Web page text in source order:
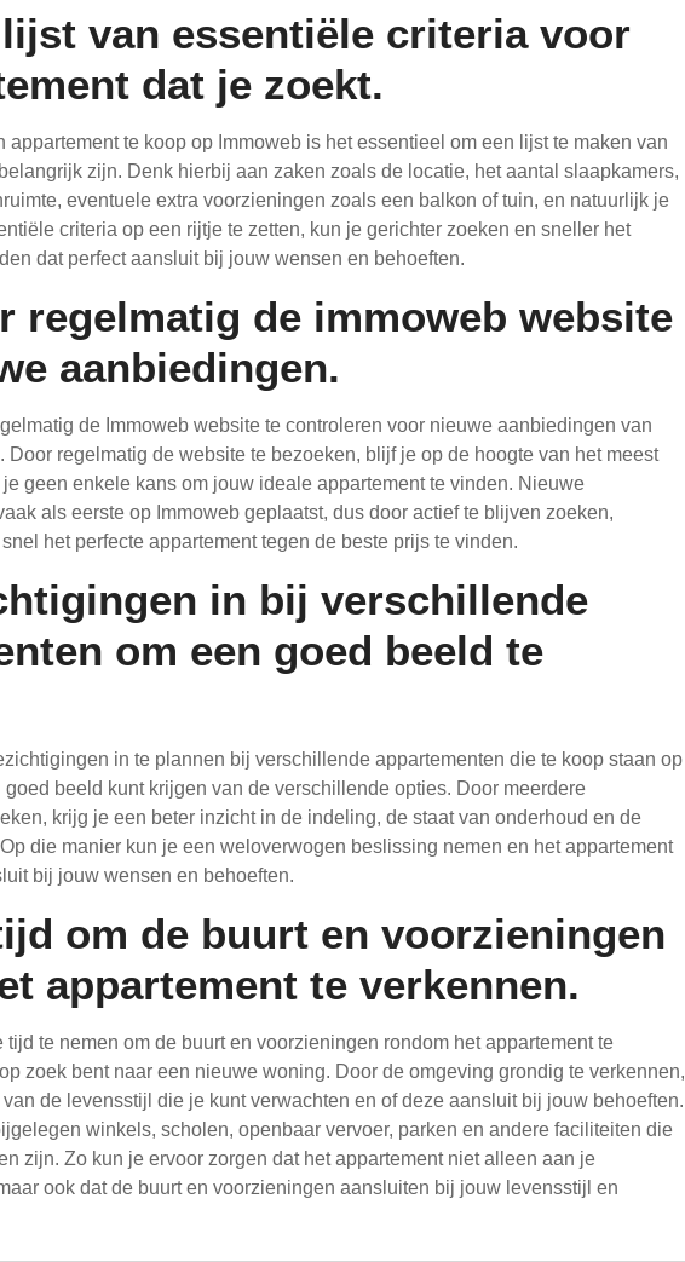
lijst van essentiële criteria voor
dat je zoekt.
appartement te koop op Immoweb is het essentieel om een lijst te maken van
zijn. Denk hierbij aan zaken zoals de locatie, het aantal slaapkamers,
eventuele extra voorzieningen zoals een balkon of tuin, en natuurlijk je
criteria op een rijtje te zetten, kun je gerichter zoeken en sneller het
dat perfect aansluit bij jouw wensen en behoeften.
regelmatig de immoweb website
aanbiedingen.
de Immoweb website te controleren voor nieuwe aanbiedingen van
Door regelmatig de website te bezoeken, blijf je op de hoogte van het meest
geen enkele kans om jouw ideale appartement te vinden. Nieuwe
als eerste op Immoweb geplaatst, dus door actief te blijven zoeken,
het perfecte appartement tegen de beste prijs te vinden.
in bij verschillende
om een goed beeld te
in te plannen bij verschillende appartementen die te koop staan op
goed beeld kunt krijgen van de verschillende opties. Door meerdere
krijg je een beter inzicht in de indeling, de staat van onderhoud en de
die manier kun je een weloverwogen beslissing nemen en het appartement
bij jouw wensen en behoeften.
om de buurt en voorzieningen
appartement te verkennen.
tijd te nemen om de buurt en voorzieningen rondom het appartement te
zoek bent naar een nieuwe woning. Door de omgeving grondig te verkennen,
de levensstijl die je kunt verwachten en of deze aansluit bij jouw behoeften.
winkels, scholen, openbaar vervoer, parken en andere faciliteiten die
zijn. Zo kun je ervoor zorgen dat het appartement niet alleen aan je
ook dat de buurt en voorzieningen aansluiten bij jouw levensstijl en